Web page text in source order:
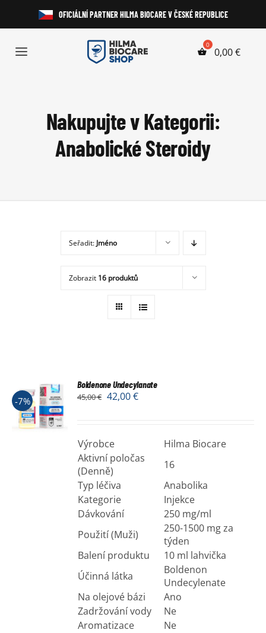
obsah
OFICIÁLNÍ PARTNER HILMA BIOCARE V ČESKÉ REPUBLICE
Toggle
HGH a Peptidy
Laboratorní Testy
0,00€
Nakupujte v Kategorii:
Anabolické Steroidy
Seřadit: Jméno
Zobrazit 16 produktů
-7%
Boldenone Undecylanate
45,00€ 42,00€
Výrobce
Hilma Biocare
Aktivní poločas
(Denně)
16
Typ léčiva
Anabolika
Kategorie
Injekce
Dávkování
250 mg/ml
Použití (Muži)
250-1500 mg za
týden
Balení produktu
10 ml lahvička
Účinná látka
Boldenon
Undecylenate
Na olejové bázi
Ano
Zadržování vody
Ne
Aromatizace
Ne